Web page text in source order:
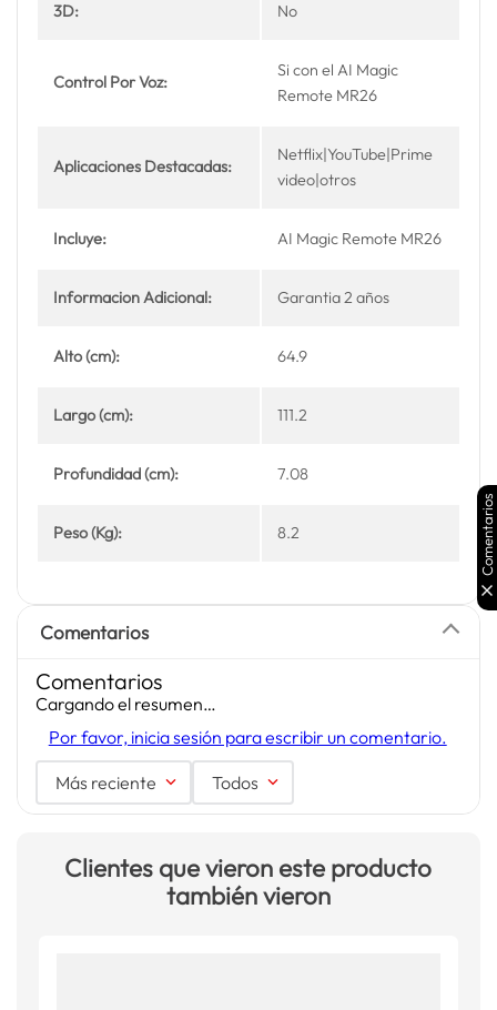
3D: No
Control Por Voz:
Si con el AI Magic
Remote MR26
Aplicaciones Destacadas:
Netflix|YouTube|Prime
video|otros
Incluye: AI Magic Remote MR26
Informacion Adicional: Garantia 2 años
Alto (cm): 64.9
Largo (cm): 111.2
Profundidad (cm): 7.08
Peso (Kg): 8.2
Comentarios
Comentarios
Cargando el resumen…
Por favor, inicia sesión para escribir un comentario.
Más reciente Todos
Clientes que vieron este producto
también vieron
Comentarios